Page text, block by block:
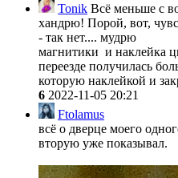
Tonik Всё меньше с
хандрю! Порой, вот,
- так нет.... мудрю
магнитики и наклейка
переезде получилась
которую наклейкой и
6 2022-11-05 20:21
Ftolamus
всё о дверце моего
вторую уже показывал.